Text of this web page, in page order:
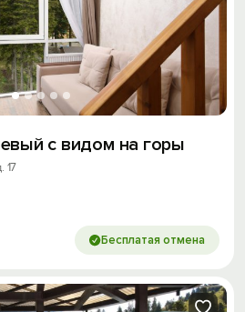
с видом на горы
17
Бесплатая отмена